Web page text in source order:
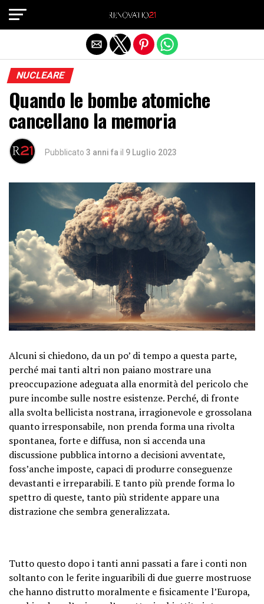
NUCLEARE
Quando le bombe atomiche
cancellano la memoria
Pubblicato 3 anni fa il 9 Luglio 2023
Alcuni si chiedono, da un po’ di tempo a questa parte,
perché mai tanti altri non paiano mostrare una
preoccupazione adeguata alla enormità del pericolo che
pure incombe sulle nostre esistenze. Perché, di fronte
alla svolta bellicista nostrana, irragionevole e grossolana
quanto irresponsabile, non prenda forma una rivolta
spontanea, forte e diffusa, non si accenda una
discussione pubblica intorno a decisioni avventate,
foss’anche imposte, capaci di produrre conseguenze
devastanti e irreparabili. E tanto più prende forma lo
spettro di queste, tanto più stridente appare una
distrazione che sembra generalizzata.
Tutto questo dopo i tanti anni passati a fare i conti non
soltanto con le ferite inguaribili di due guerre mostruose
che hanno distrutto moralmente e fisicamente l’Europa,
Exit mobile version